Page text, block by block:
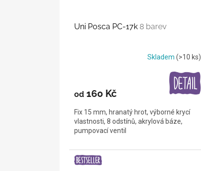
Uni Posca PC-17k 8 barev
Skladem (>10 ks)
od 160 Kč
Fix 15 mm, hranatý hrot, výborné krycí
vlastnosti, 8 odstínů, akrylová báze,
pumpovací ventil